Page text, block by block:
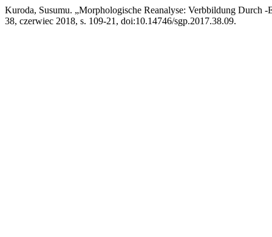
Kuroda, Susumu. „Morphologische Reanalyse: Verbbildung Durch
38, czerwiec 2018, s. 109-21, doi:10.14746/sgp.2017.38.09.